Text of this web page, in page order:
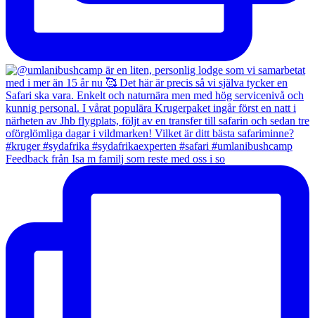
Feedback från Isa m familj som reste med oss i so